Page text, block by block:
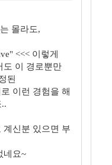
몰라도,
<<< 이렇게
도 이 경로뿐만
된
이런 경험을 해
계신분 있으면 부
네요~